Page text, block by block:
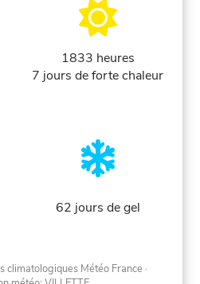
1833 heures
7 jours de forte chaleur
62 jours de gel
climatologiques Météo France ·